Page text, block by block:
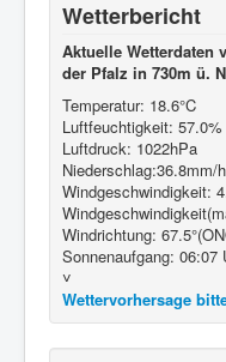
Wetterbericht
Aktuelle Wetterdaten
der Pfalz in 730m ü.
Temperatur: 18.6°C
Luftfeuchtigkeit: 57.0%
Luftdruck: 1022hPa
Niederschlag:36.8mm/h
Windgeschwindigkeit:
Windrichtung:
Sonnenaufgang: 06:07
˅
Wettervorhersage